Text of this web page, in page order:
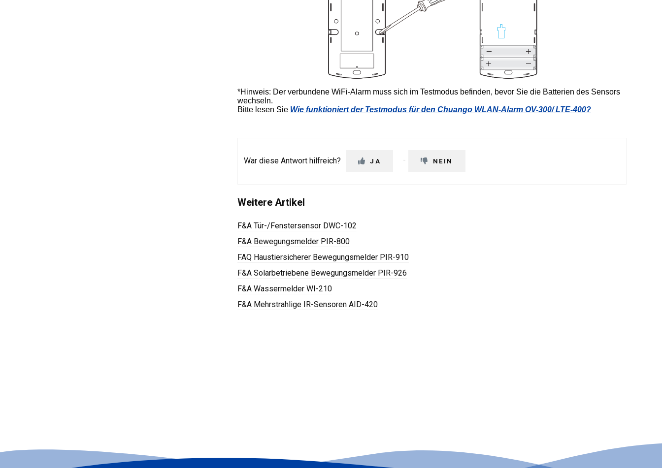
*Hinweis: Der verbundene WiFi-Alarm muss sich im Testmodus befinden, bevor Sie die Batterien des Sensors
wechseln.
Bitte lesen Sie Wie funktioniert der Testmodus für den Chuango WLAN-Alarm OV-300/ LTE-400?
War diese Antwort hilfreich? JA NEIN
Weitere Artikel
F&A Tür-/Fenstersensor DWC-102
F&A Bewegungsmelder PIR-800
FAQ Haustiersicherer Bewegungsmelder PIR-910
F&A Solarbetriebene Bewegungsmelder PIR-926
F&A Wassermelder WI-210
F&A Mehrstrahlige IR-Sensoren AID-420